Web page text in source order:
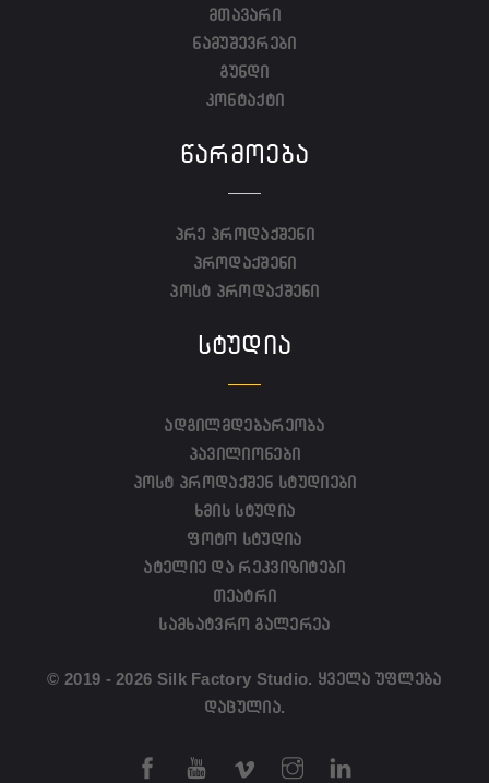
მთავარი
ნამუშევრები
გუნდი
კონტაქტი
ᲬᲐᲠᲛᲝᲔᲑᲐ
პრე პროდაქშენი
პროდაქშენი
პოსტ პროდაქშენი
ᲡᲢᲣᲓᲘᲐ
ადგილმდებარეობა
პავილიონები
პოსტ პროდაქშენ სტუდიები
ხმის სტუდია
ფოტო სტუდია
ატელიე და რეკვიზიტები
თეატრი
სამხატვრო გალერეა
© 2019 - 2026 Silk Factory Studio. ყველა უფლება
დაცულია.